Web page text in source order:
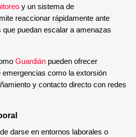
y un sistema de
reaccionar rápidamente ante
puedan escalar a amenazas
Guardián pueden ofrecer
como la extorsión
y contacto directo con redes
darse en entornos laborales o